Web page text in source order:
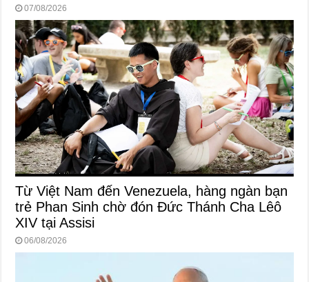
07/08/2026
Từ Việt Nam đến Venezuela, hàng ngàn bạn
trẻ Phan Sinh chờ đón Đức Thánh Cha Lêô
XIV tại Assisi
06/08/2026